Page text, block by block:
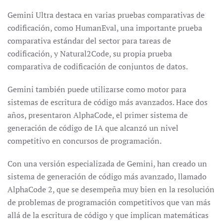
Gemini Ultra destaca en varias pruebas comparativas de
codificación, como HumanEval, una importante prueba
comparativa estándar del sector para tareas de
codificación, y Natural2Code, su propia prueba
comparativa de codificación de conjuntos de datos.
Gemini también puede utilizarse como motor para
sistemas de escritura de código más avanzados. Hace dos
años, presentaron AlphaCode, el primer sistema de
generación de código de IA que alcanzó un nivel
competitivo en concursos de programación.
Con una versión especializada de Gemini, han creado un
sistema de generación de código más avanzado, llamado
AlphaCode 2, que se desempeña muy bien en la resolución
de problemas de programación competitivos que van más
allá de la escritura de código y que implican matemáticas